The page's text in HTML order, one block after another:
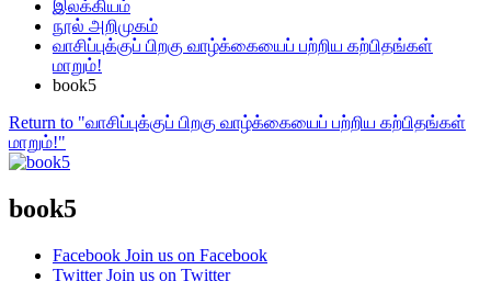
இலக்கியம்
நூல் அறிமுகம்
வாசிப்புக்குப் பிறகு வாழ்க்கையைப் பற்றிய கற்பிதங்கள்
மாறும்!
book5
Return to "வாசிப்புக்குப் பிறகு வாழ்க்கையைப் பற்றிய கற்பிதங்கள்
மாறும்!"
book5
Facebook Join us on Facebook
Twitter Join us on Twitter